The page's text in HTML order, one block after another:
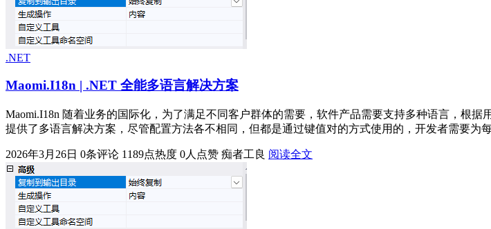
.NET
Maomi.I18n | .NET 全能多语言解决方案
Maomi.I18n 随着业务的国际化，为了满足不同客户群体的需要，软件产品需要支持多种语言，根据
提供了多语言解决方案，尽管配置方法各不相同，但都是通过键值对的方式使用的，开发者需要为
2026年3月26日 0条评论 1189点热度 0人点赞 痴者工良 阅读全文